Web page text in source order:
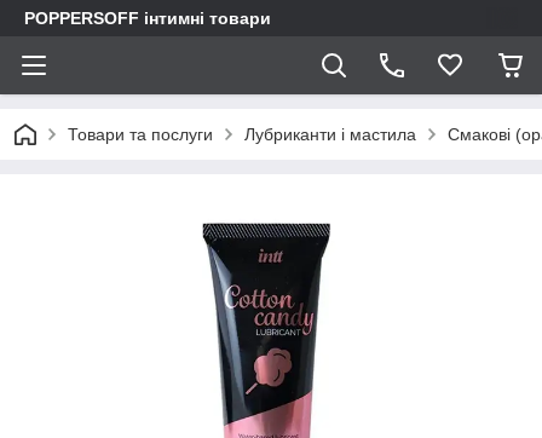
POPPERSOFF інтимні товари
Товари та послуги Лубриканти і мастила Смакові